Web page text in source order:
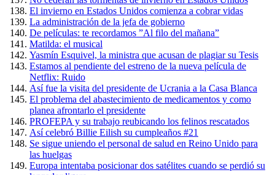
El invierno en Estados Unidos comienza a cobrar vidas
La administración de la jefa de gobierno
De películas: te recordamos ”Al filo del mañana”
Matilda: el musical
Yasmín Esquivel, la ministra que acusan de plagiar su Tesis
Estamos al pendiente del estreno de la nueva película de
Netflix: Ruido
Así fue la visita del presidente de Ucrania a la Casa Blanca
El problema del abastecimiento de medicamentos y como
planea afrontarlo el presidente
PROFEPA y su trabajo reubicando los felinos rescatados
Así celebró Billie Eilish su cumpleaños #21
Se sigue uniendo el personal de salud en Reino Unido para
las huelgas
Europa intentaba posicionar dos satélites cuando se perdió su